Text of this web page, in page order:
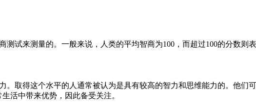
测试来测量的。一般来说，人类的平均智商为100，而超过100的分数则
。取得这个水平的人通常被认为是具有较高的智力和思维能力的。他们
活中带来优势，因此备受关注。